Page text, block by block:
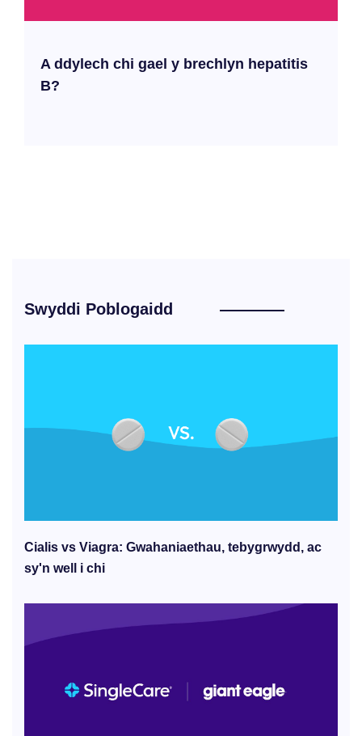
A ddylech chi gael y brechlyn hepatitis
B?
Swyddi Poblogaidd
Cialis vs Viagra: Gwahaniaethau, tebygrwydd, ac
sy'n well i chi